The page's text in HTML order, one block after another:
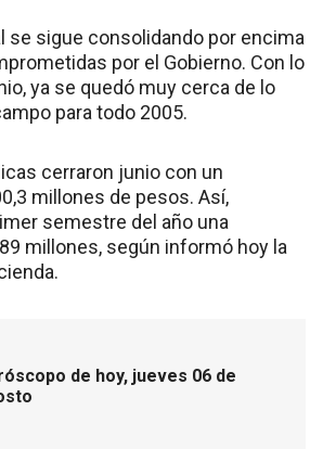
se sigue consolidando por encima
por el Gobierno. Con lo
ya se quedó muy cerca de lo
para todo 2005.
cerraron junio con un
millones de pesos. Así,
semestre del año una
millones, según informó hoy la
de hoy, jueves 06 de